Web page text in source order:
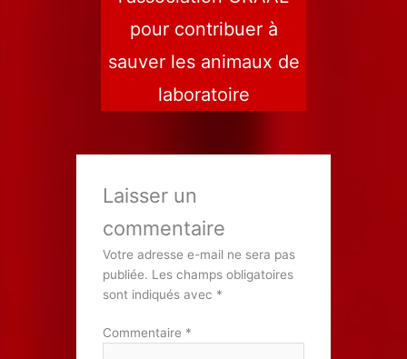
pour contribuer à
sauver les animaux de
laboratoire
Laisser un
commentaire
Votre adresse e-mail ne sera pas
publiée. Les champs obligatoires
sont indiqués avec *
Commentaire *